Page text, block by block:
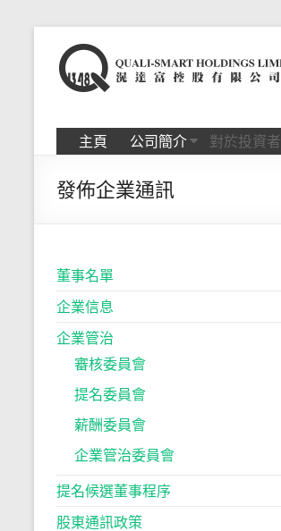
content
滉
达
富
控
股
限
公
司
主頁 公司簡介 對於投資者
發佈企業通訊
董事名單
企業信息
企業管治
審核委員會
提名委員會
薪酬委員會
企業管治委員會
提名候選董事程序
股東通訊政策